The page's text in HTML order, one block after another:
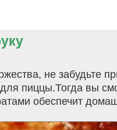
не забудьте
пиццы.Тогда вы
обеспечит